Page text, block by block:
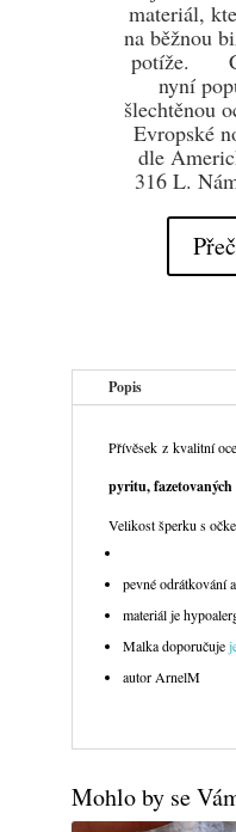
materiál,
na běžnou
potíže.
nyní
šlechtěnou
Evropské
dle
316 L.
Popis
Přívěsek z kvalitní
pyritu,
Velikost šperku s
pevné odrátkování
materiál je
Malka doporučuje
autor ArnelM
Mohlo by se